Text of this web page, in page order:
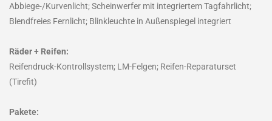
Abbiege-/Kurvenlicht; Scheinwerfer mit integriertem Tagfahrlicht;
Blendfreies Fernlicht; Blinkleuchte in Außenspiegel integriert
Räder + Reifen:
Reifendruck-Kontrollsystem; LM-Felgen; Reifen-Reparaturset
(Tirefit)
Pakete: